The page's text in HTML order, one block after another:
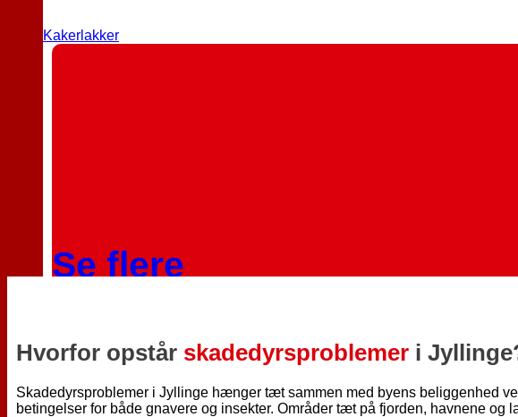
Kakerlakker
Se flere
Hvorfor opstår skadedyrsproblemer i
Skadedyrsproblemer i Jyllinge hænger tæt sammen med byens beliggenhed
betingelser for både gnavere og insekter. Områder tæt på fjorden, havnene